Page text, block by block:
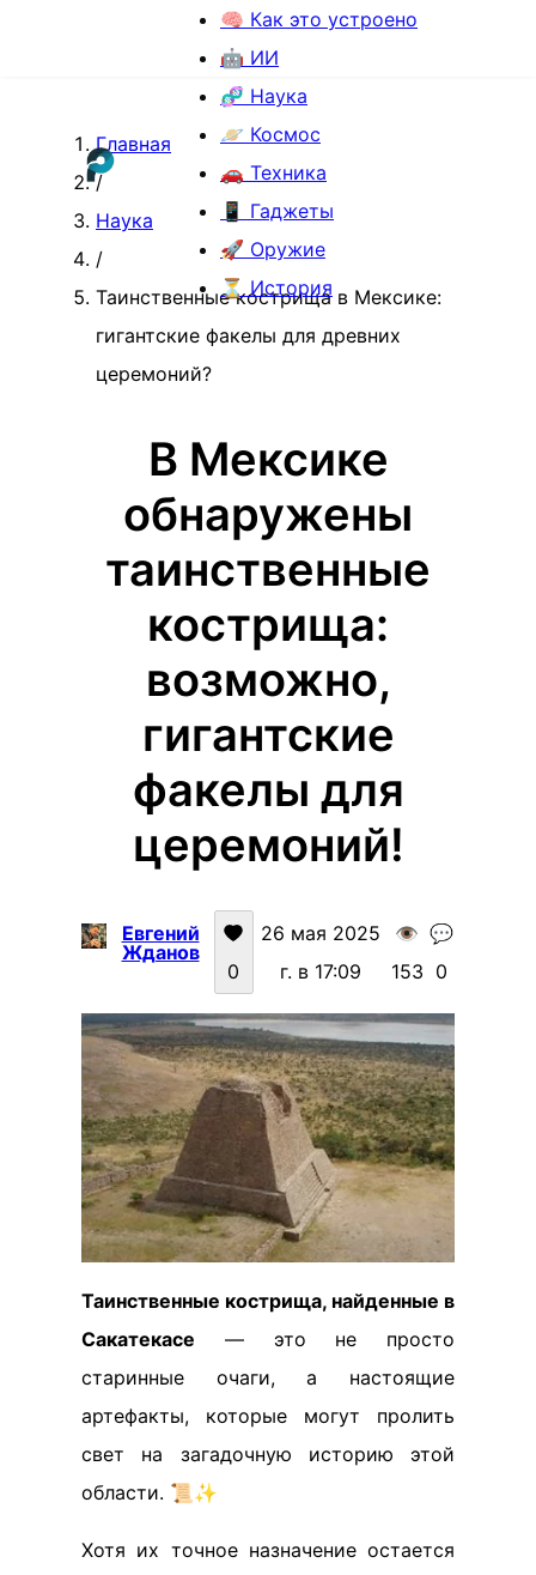
🧠 Как это устроено
🤖 ИИ
🧬 Наука
🪐 Космос
🚗 Техника
📱 Гаджеты
🚀 Оружие
⏳ История
Главная
/
Наука
/
Таинственные кострища в Мексике:
гигантские факелы для древних
церемоний?
В Мексике
обнаружены
таинственные
кострища:
возможно,
гигантские
факелы для
церемоний!
Евгений
Жданов
0
26 мая 2025
г. в 17:09
👁️
153
💬
0
Таинственные кострища, найденные в
Сакатекасе — это не просто
старинные очаги, а настоящие
артефакты, которые могут пролить
свет на загадочную историю этой
области. 📜✨
Хотя их точное назначение остается